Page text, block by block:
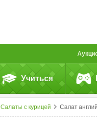
Учиться
Салаты с курицей Салат